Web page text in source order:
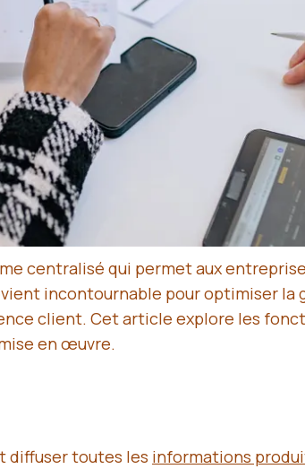
centralisé qui permet aux
incontournable pour optimiser
client. Cet article explore les
en œuvre.
diffuser toutes les informations